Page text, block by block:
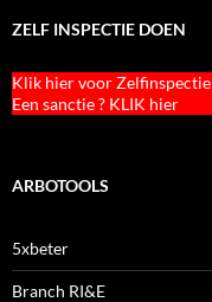
ZELF INSPECTIE DOEN
Klik hier voor Zelfinspectie
Een sanctie ? KLIK hier
ARBOTOOLS
5xbeter
Branch RI&E